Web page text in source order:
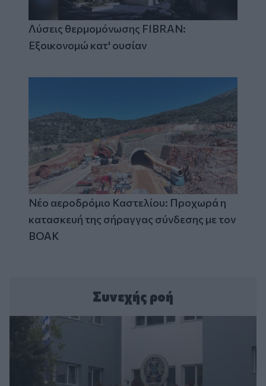
Λύσεις θερμομόνωσης FIBRAN:
Εξοικονομώ κατ' ουσίαν
Νέο αεροδρόμιο Καστελίου: Προχωρά η
κατασκευή της σήραγγας σύνδεσης με τον
ΒΟΑΚ
Συνεχής ροή